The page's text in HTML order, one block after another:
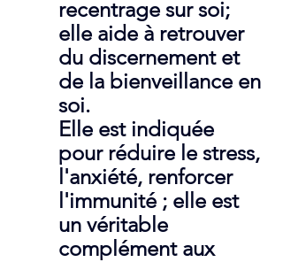
recentrage sur soi;
elle aide à retrouver
du discernement et
de la bienveillance en
soi.
Elle est indiquée
pour réduire le stress,
l'anxiété, renforcer
l'immunité ; elle est
un véritable
complément aux